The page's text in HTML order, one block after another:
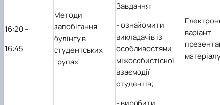
16:20 –
16:45
Методи
запобігання
булінгу в
студентських
групах
Завдання:
-ознайомити
викладачів із
особливостями
міжособистісної
взаємодії
студентів;
-виробити
варіант
матеріалу